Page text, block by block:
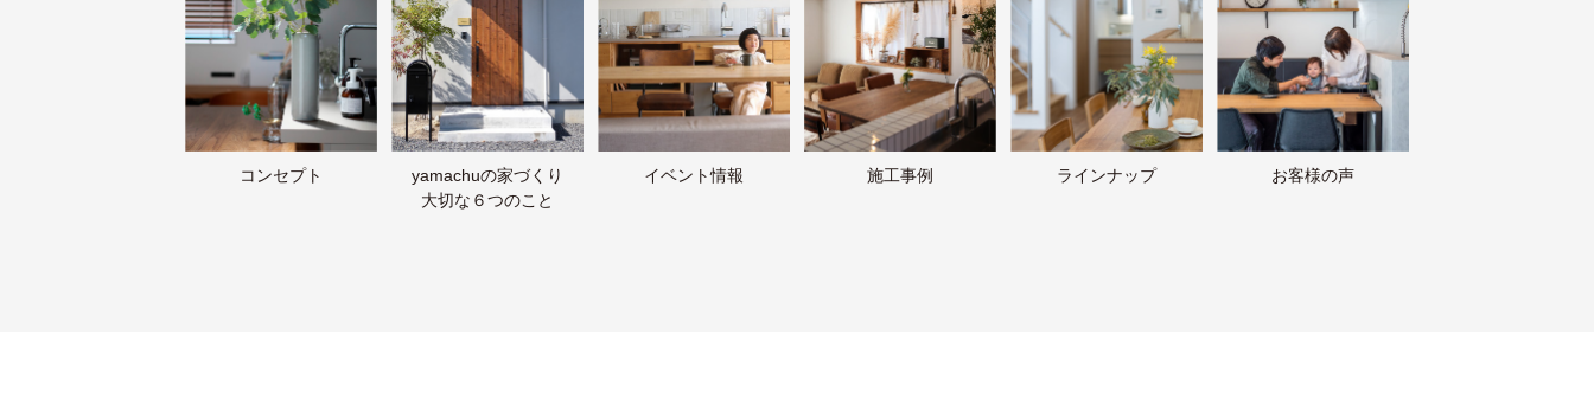
コンセプト
yamachuの家づくり
大切な６つのこと
イベント情報 施工事例 ラインナップ お客様の声